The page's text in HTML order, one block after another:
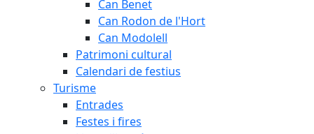
Can Benet
Can Rodon de l'Hort
Can Modolell
Patrimoni cultural
Calendari de festius
Turisme
Entrades
Festes i fires